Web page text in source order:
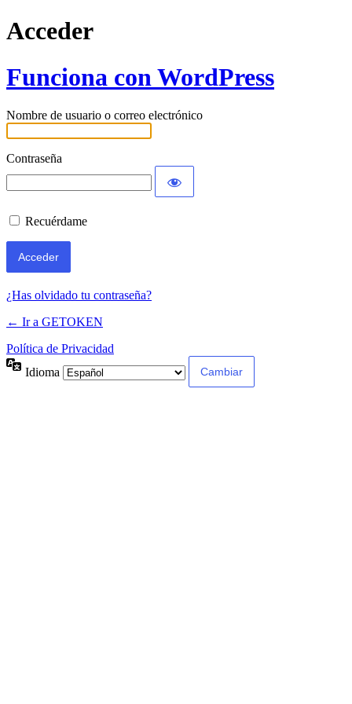
Acceder
Funciona con WordPress
Nombre de usuario o correo electrónico
Contraseña
Recuérdame
¿Has olvidado tu contraseña?
← Ir a GETOKEN
Política de Privacidad
Idioma